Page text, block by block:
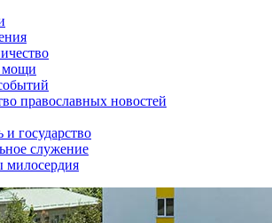
мощи
православных новостей
и государство
служение